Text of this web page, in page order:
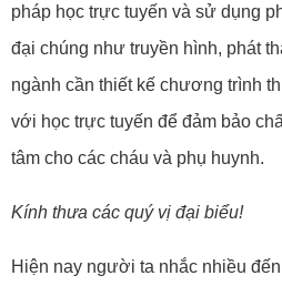
pháp học trực tuyến và sử dụng
đại chúng như truyền hình, phát
ngành cần thiết kế chương trình
với học trực tuyến để đảm bảo
tâm cho các cháu và phụ huynh.
Kính thưa các quý vị đại biểu!
Hiện nay người ta nhắc nhiều